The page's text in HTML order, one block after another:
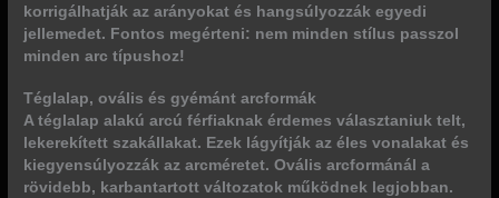
korrigálhatják az arányokat és hangsúlyozzák egyedi
jellemedet. Fontos megérteni: nem minden stílus passzol
minden arc típushoz!
Téglalap, ovális és gyémánt arcformák
A téglalap alakú arcú férfiaknak érdemes választaniuk telt,
lekerekített szakállakat. Ezek lágyítják az éles vonalakat és
kiegyensúlyozzák az arcméretet. Ovális arcformánál a
rövidebb, karbantartott változatok működnek legjobban.